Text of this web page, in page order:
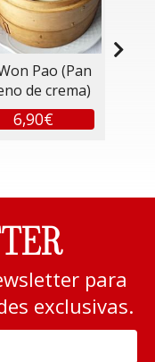
Pao (Pan
de crema)
6,90€
para
exclusivas.